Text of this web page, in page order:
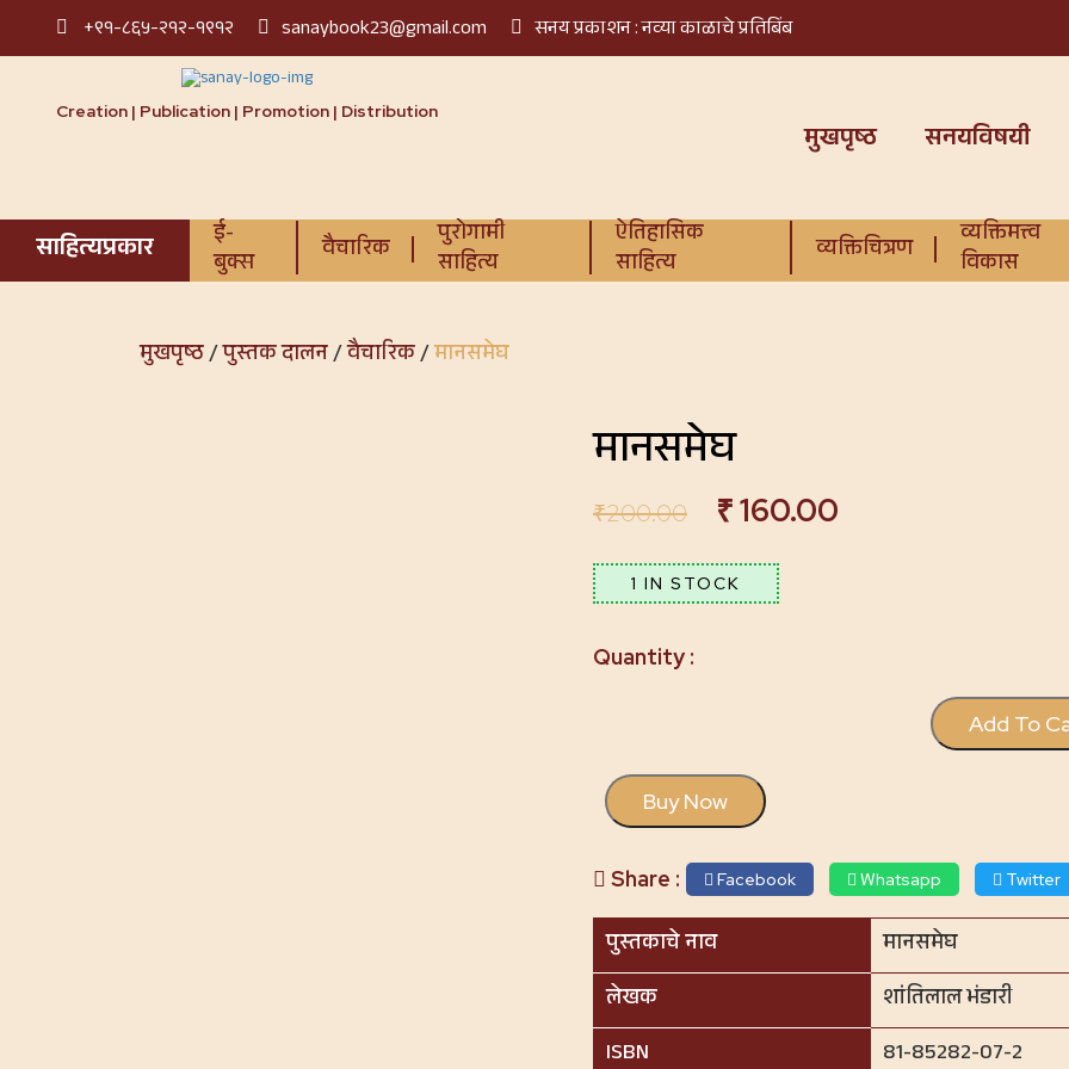
+९१-८६५-२१२-१९१२ sanaybook23@gmail.com सनय प्रकाशन : नव्या काळाचे प्रतिबिंब
Creation | Publication | Promotion | Distribution
मुखपृष्ठ सनयविषयी
साहित्यप्रकार
ई-
बुक्स
वैचारिक
पुरोगामी
साहित्य
ऐतिहासिक
साहित्य
व्यक्तिचित्रण
व्यक्तिमत्त्व
विकास
मुखपृष्ठ/पुस्तक दालन/वैचारिक/मानसमेघ
मानसमेघ
₹200.00 ₹160.00
1 IN STOCK
Add To
Buy Now
Share : Facebook Whatsapp Twitter
पुस्तकाचे नाव
मानसमेघ
लेखक
शांतिलाल भंडारी
ISBN
81-85282-07-2